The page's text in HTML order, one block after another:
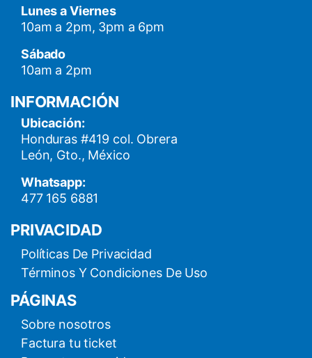
Lunes a Viernes
10am a 2pm, 3pm a 6pm
Sábado
10am a 2pm
INFORMACIÓN
Ubicación:
Honduras #419 col. Obrera
León, Gto., México
Whatsapp:
477 165 6881
PRIVACIDAD
Políticas De Privacidad
Términos Y Condiciones De Uso
PÁGINAS
Sobre nosotros
Factura tu ticket